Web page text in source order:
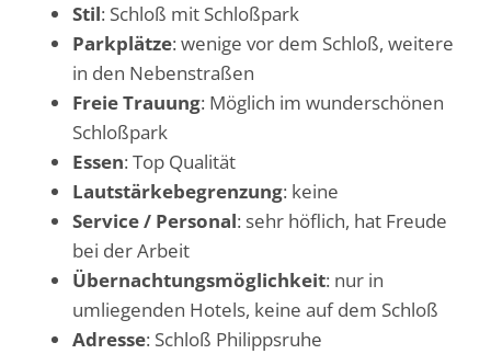
Stil: Schloß mit Schloßpark
Parkplätze: wenige vor dem Schloß, weitere
in den Nebenstraßen
Freie Trauung: Möglich im wunderschönen
Schloßpark
Essen: Top Qualität
Lautstärkebegrenzung: keine
Service / Personal: sehr höflich, hat Freude
bei der Arbeit
Übernachtungsmöglichkeit: nur in
umliegenden Hotels, keine auf dem Schloß
Adresse: Schloß Philippsruhe